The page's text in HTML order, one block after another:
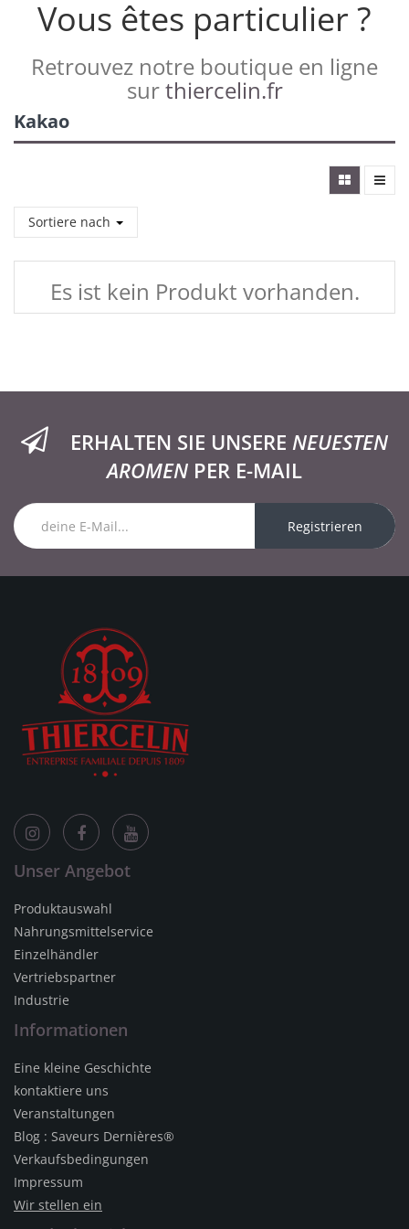
Vous êtes particulier ?
Retrouvez notre boutique en ligne
surthiercelin.fr
Kakao
Sortiere nach
Es ist kein Produkt vorhanden.
ERHALTEN SIE UNSERE NEUESTEN
AROMEN PER E-MAIL
Registrieren
Unser Angebot
Produktauswahl
Nahrungsmittelservice
Einzelhändler
Vertriebspartner
Industrie
Informationen
Eine kleine Geschichte
kontaktiere uns
Veranstaltungen
Blog : Saveurs Dernières®
Verkaufsbedingungen
Impressum
Wir stellen ein